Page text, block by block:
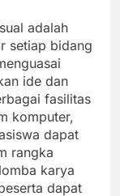
adalah
setiap bidang
ide dan
fasilitas
komputer,
dapat
rangka
karya
dapat